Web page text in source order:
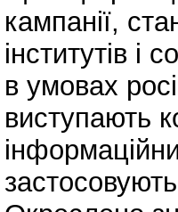
кампанії,
інститутів і
в умовах
виступають